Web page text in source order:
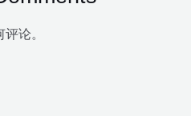
论。